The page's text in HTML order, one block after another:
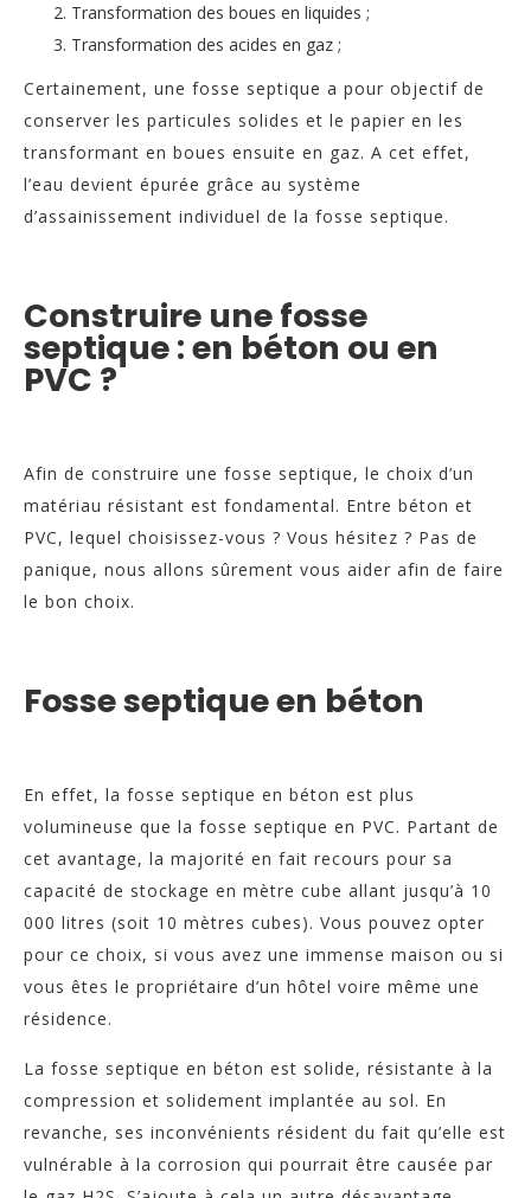
Transformation des boues en liquides ;
Transformation des acides en gaz ;
Certainement, une fosse septique a pour objectif de
conserver les particules solides et le papier en les
transformant en boues ensuite en gaz. A cet effet,
l’eau devient épurée grâce au système
d’assainissement individuel de la fosse septique.
Construire une fosse
septique : en béton ou en
PVC ?
Afin de construire une fosse septique, le choix d’un
matériau résistant est fondamental. Entre béton et
PVC, lequel choisissez-vous ? Vous hésitez ? Pas de
panique, nous allons sûrement vous aider afin de faire
le bon choix.
Fosse septique en béton
En effet, la fosse septique en béton est plus
volumineuse que la fosse septique en PVC. Partant de
cet avantage, la majorité en fait recours pour sa
capacité de stockage en mètre cube allant jusqu’à 10
000 litres (soit 10 mètres cubes). Vous pouvez opter
pour ce choix, si vous avez une immense maison ou si
vous êtes le propriétaire d’un hôtel voire même une
résidence.
La fosse septique en béton est solide, résistante à la
compression et solidement implantée au sol. En
revanche, ses inconvénients résident du fait qu’elle est
vulnérable à la corrosion qui pourrait être causée par